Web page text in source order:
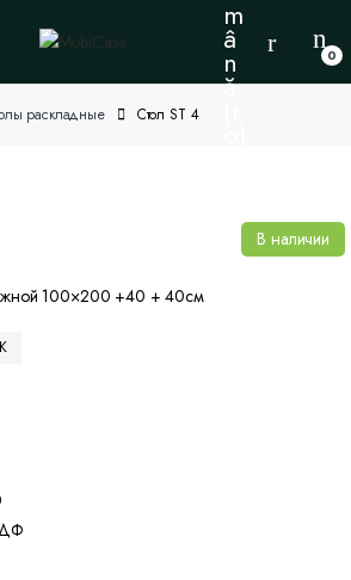
0
раскладные Cтол ST 4
100×200 +40 + 40см
В наличии